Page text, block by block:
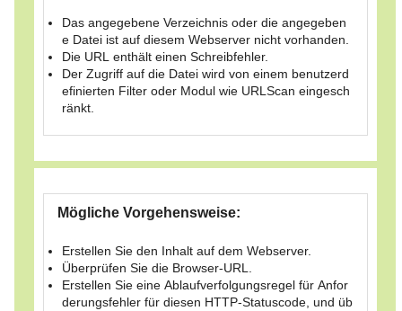
Das angegebene Verzeichnis oder die angegeben
e Datei ist auf diesem Webserver nicht vorhanden.
Die URL enthält einen Schreibfehler.
Der Zugriff auf die Datei wird von einem benutzerd
efinierten Filter oder Modul wie URLScan eingesch
ränkt.
Mögliche Vorgehensweise:
Erstellen Sie den Inhalt auf dem Webserver.
Überprüfen Sie die Browser-URL.
Erstellen Sie eine Ablaufverfolgungsregel für Anfor
derungsfehler für diesen HTTP-Statuscode, und üb